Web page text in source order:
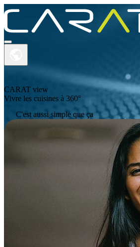
ACADEMY
SUPPORT
A PROPOS DE CARAT
CARAT view
Vivre les cuisines à 360°
C'est aussi simple que ça